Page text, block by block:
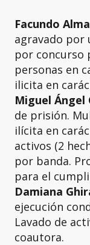
Facundo
agravado por
por concurso
personas en
ilicita en
Miguel Ángel
de prisión.
ilícita en
activos (2
por banda.
para el
Damiana
ejecución
Lavado de
coautora.